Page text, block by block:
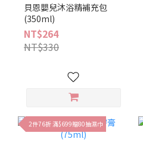
貝恩嬰兒沐浴精補充包
(350ml)
NT$264
NT$330
2件76折 滿$699贈80抽濕巾